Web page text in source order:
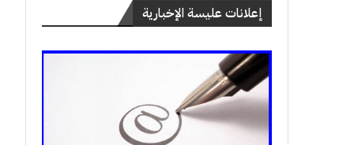
إعلانات عليسة الإخبارية